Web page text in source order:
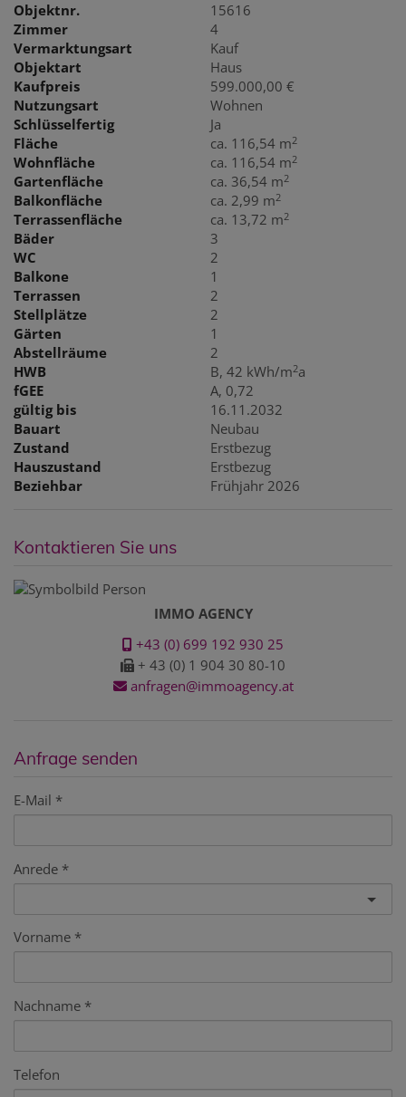
Objektnr.
15616
Zimmer
4
Vermarktungsart
Kauf
Objektart
Haus
Kaufpreis
599.000,00 €
Nutzungsart
Wohnen
Schlüsselfertig
Ja
Fläche
ca. 116,54 m2
Wohnfläche ca. 116,54 m2
Gartenfläche ca. 36,54 m2
Balkonfläche ca. 2,99 m2
Terrassenfläche ca. 13,72 m2
Bäder
3
WC
2
Balkone
1
Terrassen
2
Stellplätze
2
Gärten
1
Abstellräume
2
HWB
B, 42 kWh/m2a
fGEE
A, 0,72
gültig bis
16.11.2032
Bauart
Neubau
Zustand
Erstbezug
Hauszustand
Erstbezug
Beziehbar
Frühjahr 2026
Kontaktieren Sie uns
IMMO AGENCY
+43 (0) 699 192 930 25
+ 43 (0) 1 904 30 80-10
anfragen@immoagency.at
Anfrage senden
E-Mail
Anrede
Vorname
Nachname
Telefon